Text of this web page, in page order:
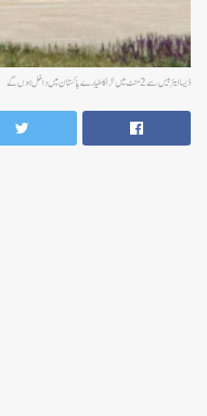
ڈیسا ایئربیس سے 2 منٹ میں لڑاکا طیارے پاکستان میں داخل ہوں گے